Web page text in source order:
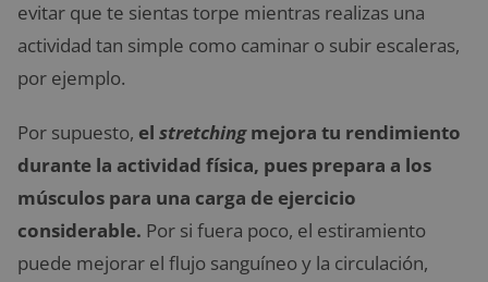
evitar que te sientas torpe mientras realizas una
actividad tan simple como caminar o subir escaleras,
por ejemplo.
Por supuesto, el stretchingmejora tu rendimiento
durante la actividad física, pues prepara a los
músculos para una carga de ejercicio
considerable. Por si fuera poco, el estiramiento
puede mejorar el flujo sanguíneo y la circulación,